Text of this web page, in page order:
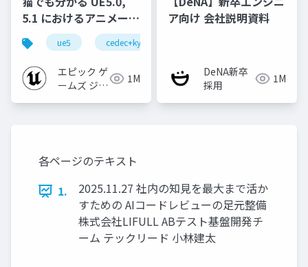
5.1 におけるアニメーシ
ョンの新機能について
【CEDEC+KYUSHU
2022】
ue5 cedec+kyushu
エピック ゲ
ームズ ジャ
1M
ア向け 会社説明資料
DeNA新卒
採用
1M
各ページのテキスト
1.
2025.11.27 社内の知見を最大まで活か
すための AIコードレビューの足元整備
株式会社LIFULL ABテスト基盤開発チ
ーム テックリード 小林建太